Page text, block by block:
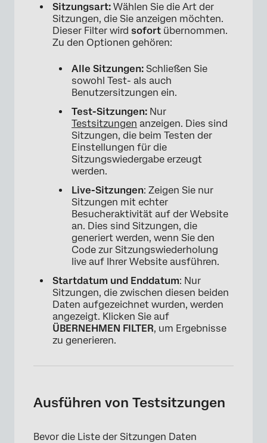
×
Sitzungsart: Wählen Sie die Art der
Sitzungen, die Sie anzeigen möchten.
Dieser Filter wird sofort übernommen.
Zu den Optionen gehören:
Alle Sitzungen: Schließen Sie
sowohl Test- als auch
Benutzersitzungen ein.
Test-Sitzungen: Nur
Testsitzungen anzeigen. Dies sind
Sitzungen, die beim Testen der
Einstellungen für die
Sitzungswiedergabe erzeugt
werden.
Live-Sitzungen: Zeigen Sie nur
Sitzungen mit echter
Besucheraktivität auf der Website
an. Dies sind Sitzungen, die
generiert werden, wenn Sie den
Code zur Sitzungswiederholung
live auf Ihrer Website ausführen.
Startdatum und Enddatum: Nur
Sitzungen, die zwischen diesen beiden
Daten aufgezeichnet wurden, werden
angezeigt. Klicken Sie auf
ÜBERNEHMEN FILTER, um Ergebnisse
zu generieren.
Ausführen von Testsitzungen
Bevor die Liste der Sitzungen Daten